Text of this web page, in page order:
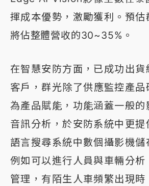
揮成本優勢，激勵獲利。預估
將佔整體營收的30~35%。
在智慧安防方面，已成功出
客戶，群光除了供應監控產
為產品賦能，功能涵蓋一般的
音訊分析，於安防系統中更提
語言搜尋系統中數個攝影機儲
例如可以進行人員與車輛分析
管理，有陌生人車頻繁出現時